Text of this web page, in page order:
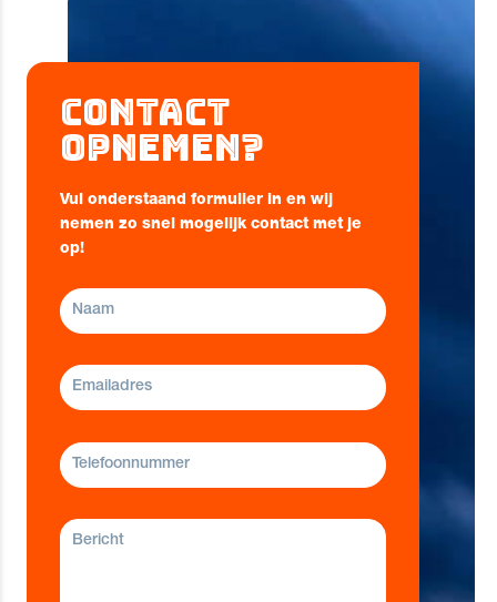
Contact
opnemen?
Vul onderstaand formulier in en wij
nemen zo snel mogelijk contact met je
op!